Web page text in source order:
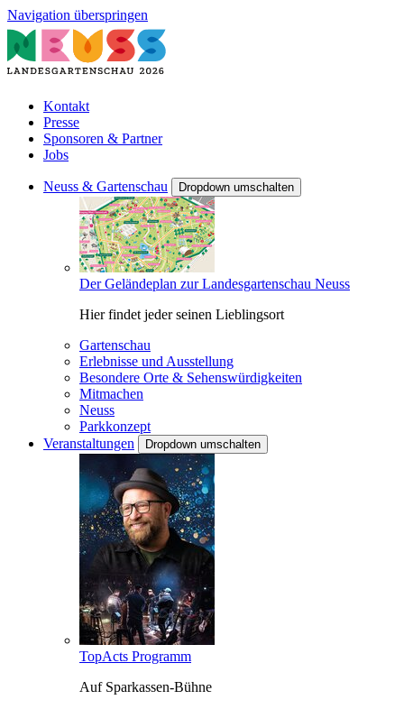
Navigation überspringen
Kontakt
Presse
Sponsoren & Partner
Jobs
Neuss & Gartenschau Dropdown umschalten
Der Geländeplan zur Landesgartenschau Neuss
Hier findet jeder seinen Lieblingsort
Gartenschau
Erlebnisse und Ausstellung
Besondere Orte & Sehenswürdigkeiten
Mitmachen
Neuss
Parkkonzept
Veranstaltungen
Dropdown umschalten
TopActs Programm
Auf Sparkassen-Bühne